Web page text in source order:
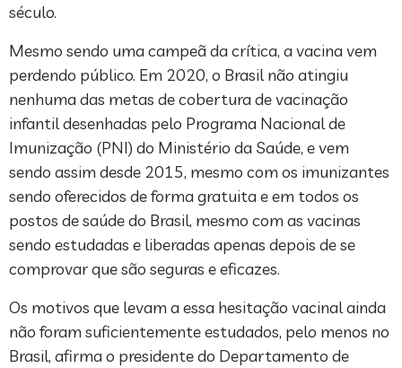
século.
Mesmo sendo uma campeã da crítica, a vacina vem
perdendo público. Em 2020, o Brasil não atingiu
nenhuma das metas de cobertura de vacinação
infantil desenhadas pelo Programa Nacional de
Imunização (PNI) do Ministério da Saúde, e vem
sendo assim desde 2015, mesmo com os imunizantes
sendo oferecidos de forma gratuita e em todos os
postos de saúde do Brasil, mesmo com as vacinas
sendo estudadas e liberadas apenas depois de se
comprovar que são seguras e eficazes.
Os motivos que levam a essa hesitação vacinal ainda
não foram suficientemente estudados, pelo menos no
Brasil, afirma o presidente do Departamento de